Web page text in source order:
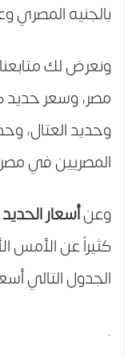
بالجنيه المصري
ونعرض لك
مصر، وسعر حديد
وحديد العتال،
المصريين في
وعنأسعار
كثيراً عن
الجدول التالي
.